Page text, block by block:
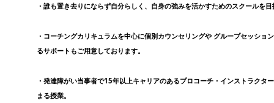
・誰も置き去りにならず自分らしく、自身の強みを活かすためのスクールを
・コーチングカリキュラムを中心に個別カウンセリングや グループセッショ
るサポートもご用意しております。
・発達障がい当事者で15年以上キャリアのあるプロコーチ・インストラクタ
まる授業。